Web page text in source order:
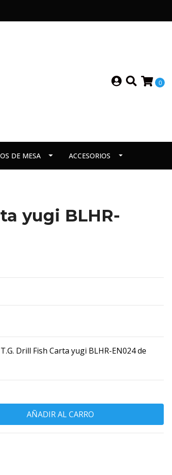
0
DE MESA ACCESORIOS
yugi BLHR-
Drill Fish Carta yugi BLHR-EN024 de